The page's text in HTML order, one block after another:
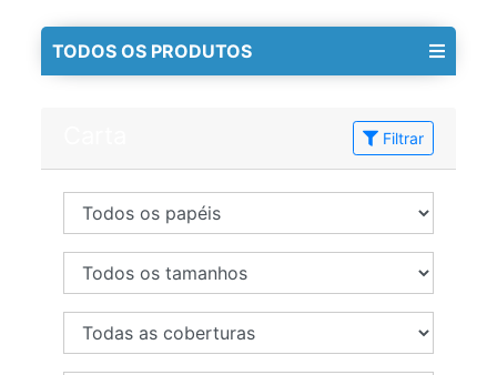
TODOS OS PRODUTOS
Filtrar